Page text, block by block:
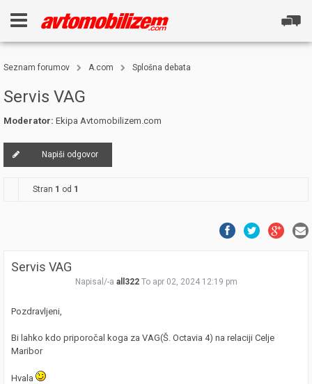
Seznam forumov A.com Splošna debata
Servis VAG
Moderator: Ekipa Avtomobilizem.com
Napiši odgovor
Stran 1 od 1
Servis VAG
Napisal/-a all322 To apr 02, 2024 12:19 pm
Pozdravljeni,
Bi lahko kdo priporočal koga za VAG(Š. Octavia 4) na relaciji Celje
Maribor
Hvala